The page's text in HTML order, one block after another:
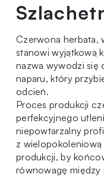
Czerwona herbata,
stanowi wyjątkową
nazwa wywodzi się
naparu, który
odcień.
Proces produkcji
perfekcyjnego
niepowtarzalny
z wielopokoleniową
produkcji, by
równowagę między